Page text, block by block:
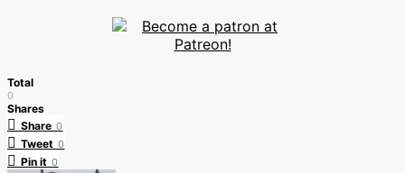
Total
0
Shares
Share 0
Tweet 0
Pin it 0